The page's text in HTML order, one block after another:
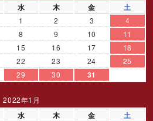
水 木 金 土
1 2 3
4
8 9 10
11
15 16 17
18
22 23 24
25
29 30 31
2022年1月
水 木 金 土